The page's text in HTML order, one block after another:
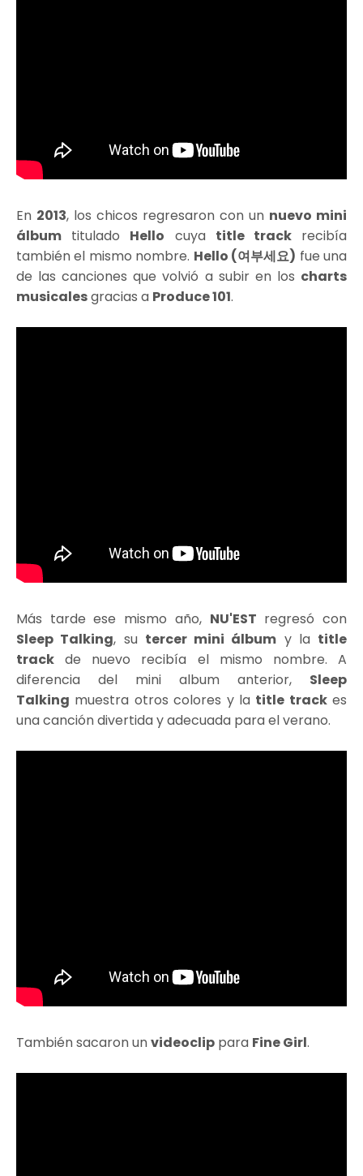
En 2013, los chicos regresaron con un nuevo mini
álbum titulado Hello cuya title trackrecibía
también el mismo nombre. Hello (여부세요) fue una
de las canciones que volvió a subir en los charts
musicalesgracias a Produce 101.
Más tarde ese mismo año, NU'EST regresó con
Sleep Talking, su tercer mini álbum y la title
track de nuevo recibía el mismo nombre. A
diferencia del mini album anterior, Sleep
Talking muestra otros colores y la title trackes
una canción divertida y adecuada para el verano.
También sacaron unvideoclip para Fine Girl.